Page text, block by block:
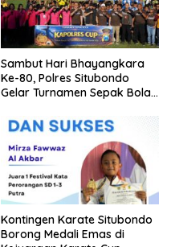
Sambut Hari Bhayangkara
Ke-80, Polres Situbondo
Gelar Turnamen Sepak Bola
Kontingen Karate Situbondo
Borong Medali Emas di